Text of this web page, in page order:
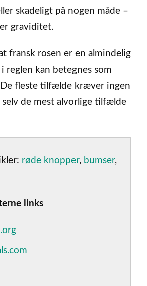
skadeligt på nogen måde –
graviditet.
fransk rosen er en almindelig
reglen kan betegnes som
fleste tilfælde kræver ingen
selv de mest alvorlige tilfælde
røde knopper, bumser,
links